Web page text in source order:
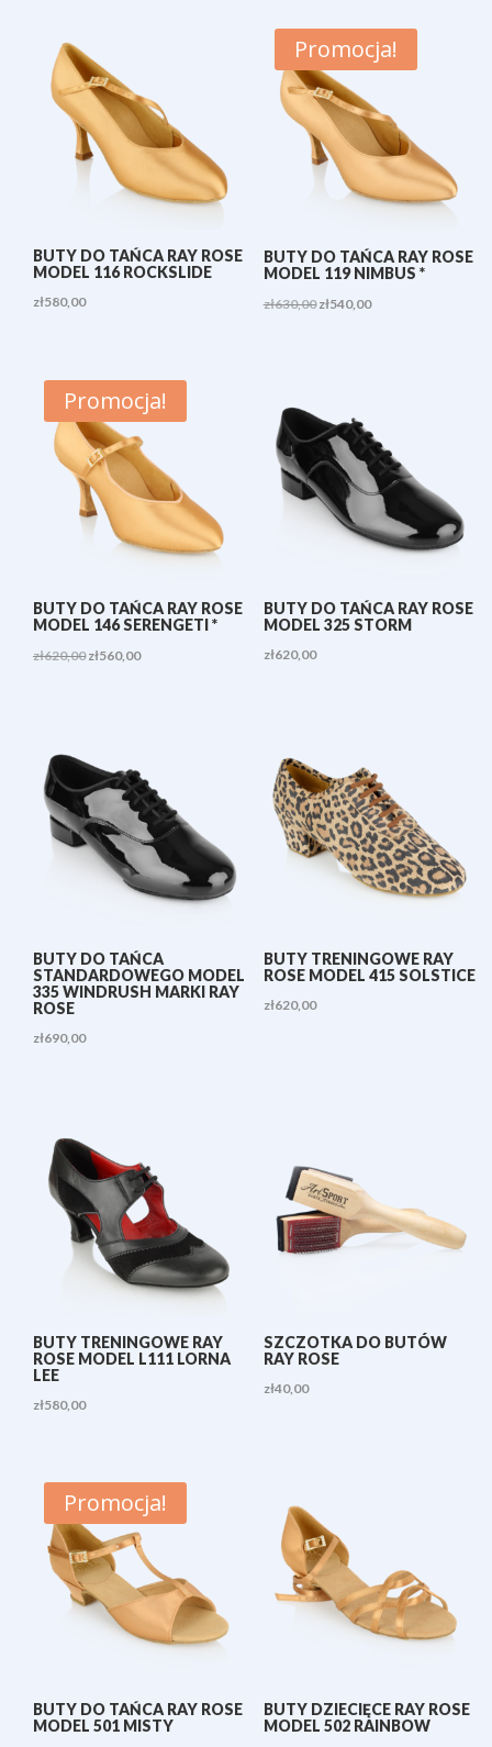
zł540,00.
BUTY DO TAŃCA RAY ROSE
MODEL 116 ROCKSLIDE
zł580,00
Promocja!
BUTY DO TAŃCA RAY ROSE
MODEL 119 NIMBUS *
zł630,00Pierwotna
zł540,00Aktualna
Promocja!
BUTY DO TAŃCA RAY ROSE
MODEL 146 SERENGETI *
zł620,00 Pierwotna
zł560,00Aktualna
BUTY DO TAŃCA RAY ROSE
MODEL 325 STORM
zł620,00
BUTY DO TAŃCA
STANDARDOWEGO MODEL
335 WINDRUSH MARKI RAY
ROSE
zł690,00
BUTY TRENINGOWE RAY
ROSE MODEL 415 SOLSTICE
zł620,00
BUTY TRENINGOWE RAY
ROSE MODEL L111 LORNA
LEE
zł580,00
SZCZOTKA DO BUTÓW
RAY ROSE
zł40,00
Promocja!
BUTY DO TAŃCA RAY ROSE
MODEL 501 MISTY
BUTY DZIECIĘCE RAY ROSE
MODEL 502 RAINBOW